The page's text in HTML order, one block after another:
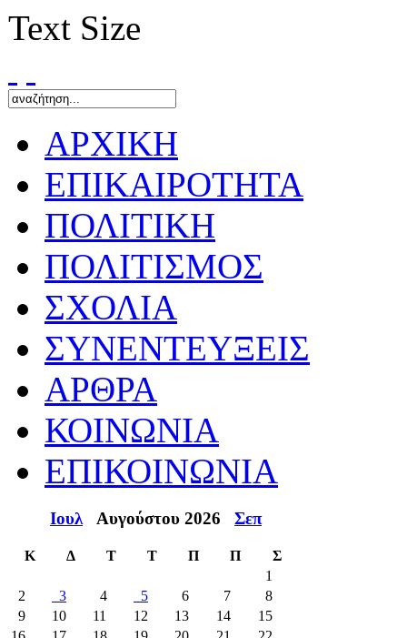
Text Size
ΑΡΧΙΚΗ
ΕΠΙΚΑΙΡΟΤΗΤΑ
ΠΟΛΙΤΙΚΗ
ΠΟΛΙΤΙΣΜΟΣ
ΣΧΟΛΙΑ
ΣΥΝΕΝΤΕΥΞΕΙΣ
ΑΡΘΡΑ
ΚΟΙΝΩΝΙΑ
ΕΠΙΚΟΙΝΩΝΙΑ
Ιουλ Αυγούστου 2026 Σεπ
Κ Δ Τ Τ Π Π
Σ
1
2
3 4 5 6 7
8
9
10 11 12 13 14
15